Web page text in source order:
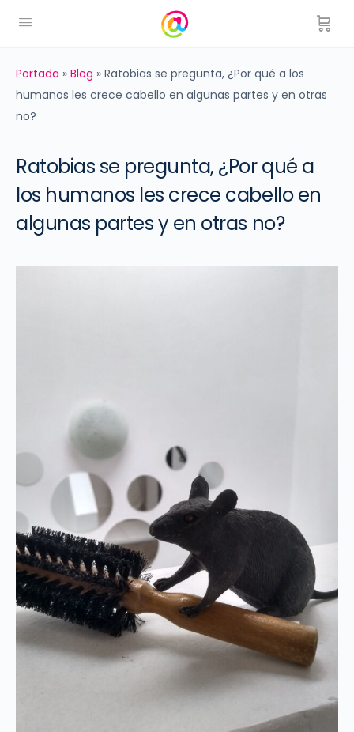
Portada » Blog » Ratobias se pregunta, ¿Por qué a los
humanos les crece cabello en algunas partes y en otras
no?
Ratobias se pregunta, ¿Por qué a
los humanos les crece cabello en
algunas partes y en otras no?